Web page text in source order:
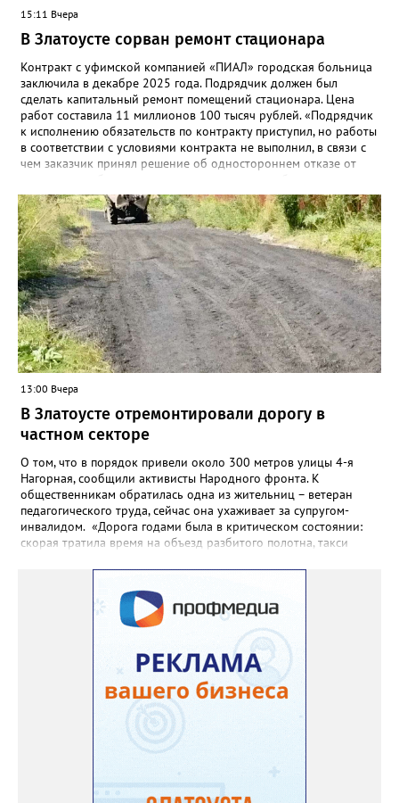
15:11 Вчера
В Златоусте сорван ремонт стационара
Контракт с уфимской компанией «ПИАЛ» городская больница
заключила в декабре 2025 года. Подрядчик должен был
сделать капитальный ремонт помещений стационара. Цена
работ составила 11 миллионов 100 тысяч рублей. «Подрядчик
к исполнению обязательств по контракту приступил, но работы
в соответствии с условиями контракта не выполнил, в связи с
чем заказчик принял решение об одностороннем отказе от
Челябинском УФАС. Антимонопольная служба приняла
решение включить ООО «ПИАЛ» в реестр недобросовестных
поставщиков. В чёрном списке уфимский подрядчик будет два
года.
13:00 Вчера
В Златоусте отремонтировали дорогу в
частном секторе
О том, что в порядок привели около 300 метров улицы 4-я
Нагорная, сообщили активисты Народного фронта. К
общественникам обратилась одна из жительниц – ветеран
педагогического труда, сейчас она ухаживает за супругом-
инвалидом. «Дорога годами была в критическом состоянии:
скорая тратила время на объезд разбитого полотна, такси
однажды реанимация не смогла добраться до больного.
Жители писали в администрацию города и другие инстанции,
пытались ремонтировать дорогу своими силами – всё тщетно»,
– рассказали в ОНФ. Общественники подчеркнули: именно
они добились, чтобы участок разровняли и отсыпали. Для
этого потребовалось обратиться в мэрию Златоуста.